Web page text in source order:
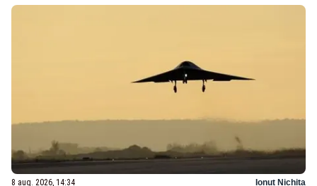
8 aug. 2026, 14:34 Ionuț Nichita